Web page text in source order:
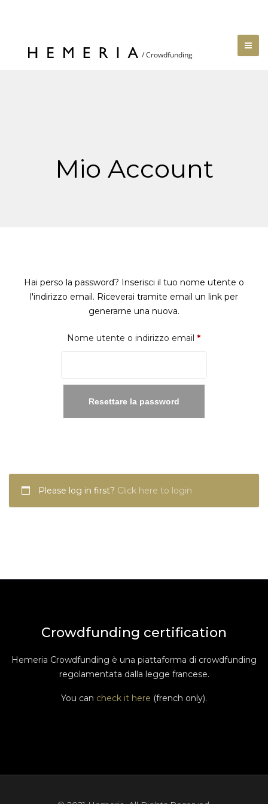
Mio Account
Hai perso la password? Inserisci il tuo nome utente o
l'indirizzo email. Riceverai tramite email un link per
generarne una nuova.
Nome utente o indirizzo email *Richiesto
Resettare la password
Please log in first? Click here to login
Crowdfunding certification
Hemeria Crowdfunding è una piattaforma di crowdfunding
regolamentata dalla legge francese.
You can check it here (french only).